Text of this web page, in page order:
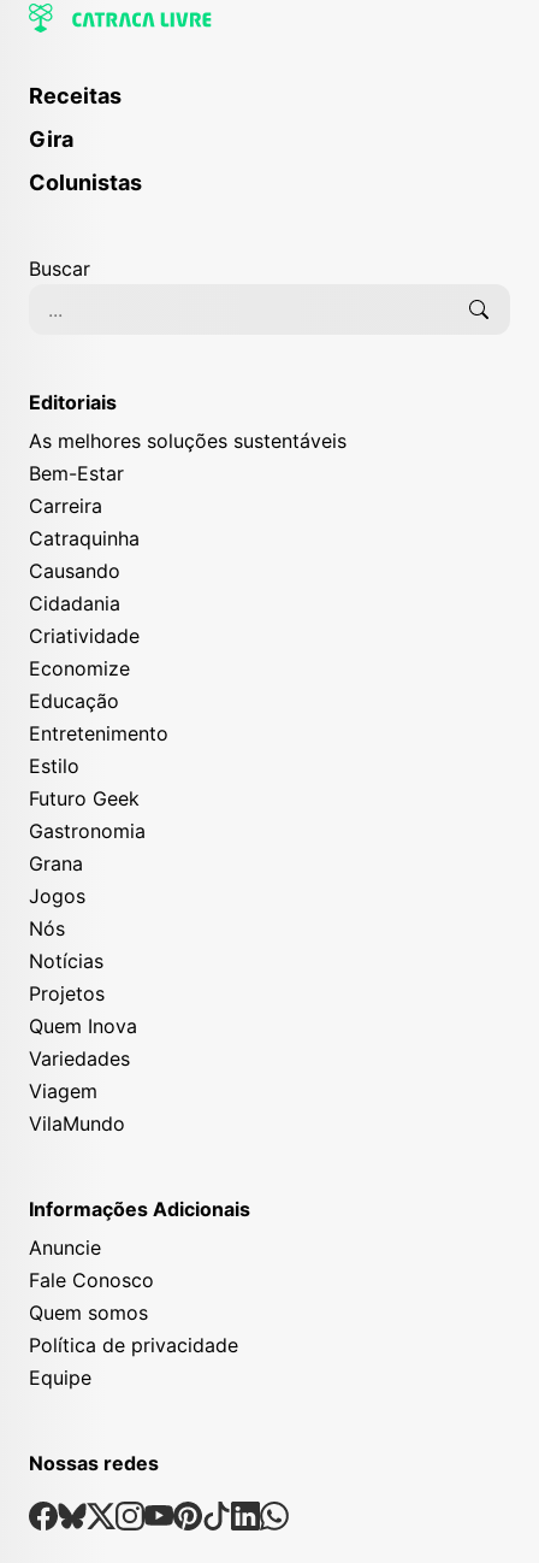
Receitas
Gira
Colunistas
Buscar
Editoriais
As melhores soluções sustentáveis
Bem-Estar
Carreira
Catraquinha
Causando
Cidadania
Criatividade
Economize
Educação
Entretenimento
Estilo
Futuro Geek
Gastronomia
Grana
Jogos
Nós
Notícias
Projetos
Quem Inova
Variedades
Viagem
VilaMundo
Informações Adicionais
Anuncie
Fale Conosco
Quem somos
Política de privacidade
Equipe
Nossas redes
Nossas Redes Sociais
Facebook
Bsky
X Instagram
Youtube
Pinterest
TiktokLinkedin
Whatsapp